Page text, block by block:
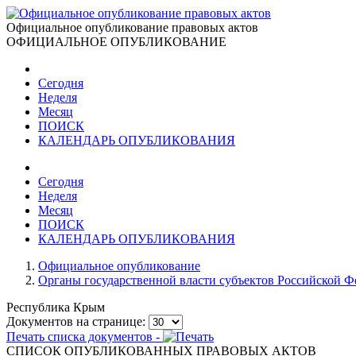
Официальное опубликование правовых актов
ОФИЦИАЛЬНОЕ ОПУБЛИКОВАНИЕ
Сегодня
Неделя
Месяц
ПОИСК
КАЛЕНДАРЬ ОПУБЛИКОВАНИЯ
Сегодня
Неделя
Месяц
ПОИСК
КАЛЕНДАРЬ ОПУБЛИКОВАНИЯ
Официальное опубликование
Органы государственной власти субъектов Российской
Республика Крым
Документов на странице:
Печать списка документов -
СПИСОК ОПУБЛИКОВАННЫХ ПРАВОВЫХ АКТОВ